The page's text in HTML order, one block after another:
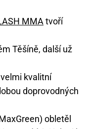
MMA tvoří
Těšíně, další už
kvalitní
doprovodných
obletěl